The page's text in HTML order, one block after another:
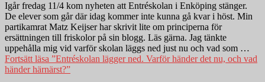
Igår fredag 11/4 kom nyheten att Entréskolan i Enköping stänger.
De elever som går där idag kommer inte kunna gå kvar i höst. Min
partikamrat Matz Keijser har skrivit lite om principerna för
ersättningen till friskolor på sin blogg. Läs gärna. Jag tänkte
uppehålla mig vid varför skolan läggs ned just nu och vad som …
Fortsätt läsa ”Entréskolan lägger ned. Varför händer det nu, och vad
händer härnärst?”